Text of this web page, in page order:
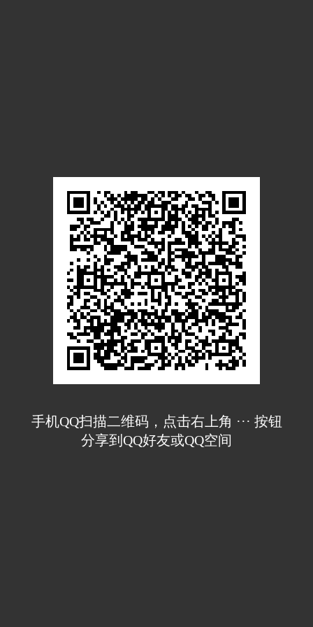
手机QQ扫描二维码，点击右上角 ··· 按钮
分享到QQ好友或QQ空间